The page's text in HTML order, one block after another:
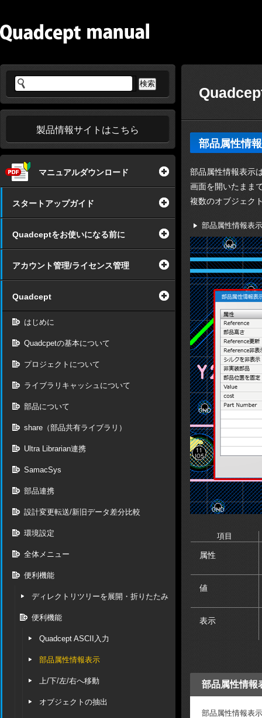
製品情報サイトはこちら
マニュアルダウンロード
スタートアップガイド
Quadceptをお使いになる前に
アカウント管理/ライセンス管理
Quadcept
はじめに
Quadcpetの基本について
プロジェクトについて
ライブラリキャッシュについて
部品について
share（部品共有ライブラリ）
Ultra Librarian連携
SamacSys
部品連携
設計変更転送/新旧データ差分比較
環境設定
全体メニュー
便利機能
ディレクトリツリーを展開・折りたたみ
便利機能
Quadcept ASCII入力
部品属性情報表示
上/下/左/右へ移動
オブジェクトの抽出
部品属性情
部品属性情報表示
画面を開いたまま
複数のオブジェク
部品属性情報表示
項目
属性
値
表示
部品属性情報
部品属性情報表